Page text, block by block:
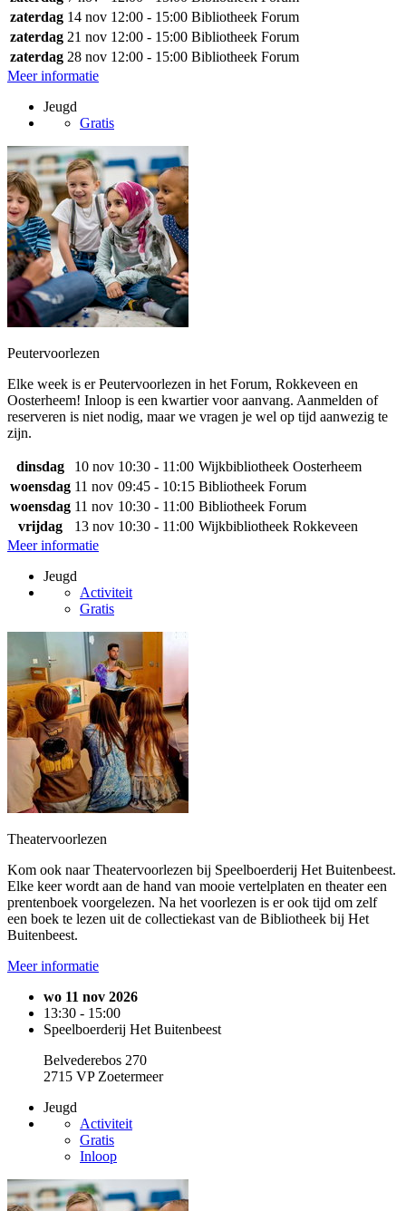
zaterdag 14 nov 12:00 - 15:00 Bibliotheek Forum
zaterdag 21 nov 12:00 - 15:00 Bibliotheek Forum
zaterdag 28 nov 12:00 - 15:00 Bibliotheek Forum
Meer informatie
Jeugd
Gratis
Peutervoorlezen
Elke week is er Peutervoorlezen in het Forum, Rokkeveen en
Oosterheem! Inloop is een kwartier voor aanvang. Aanmelden of
reserveren is niet nodig, maar we vragen je wel op tijd aanwezig te
zijn.
dinsdag 10 nov 10:30 - 11:00 Wijkbibliotheek Oosterheem
woensdag 11 nov 09:45 - 10:15 Bibliotheek Forum
woensdag 11 nov 10:30 - 11:00 Bibliotheek Forum
vrijdag
13 nov 10:30 - 11:00 Wijkbibliotheek Rokkeveen
Meer informatie
Jeugd
Activiteit
Gratis
Theatervoorlezen
Kom ook naar Theatervoorlezen bij Speelboerderij Het Buitenbeest.
Elke keer wordt aan de hand van mooie vertelplaten en theater een
prentenboek voorgelezen. Na het voorlezen is er ook tijd om zelf
een boek te lezen uit de collectiekast van de Bibliotheek bij Het
Buitenbeest.
Meer informatie
wo 11 nov 2026
13:30 - 15:00
Speelboerderij Het Buitenbeest
Belvederebos 270
2715 VP Zoetermeer
Jeugd
Activiteit
Gratis
Inloop